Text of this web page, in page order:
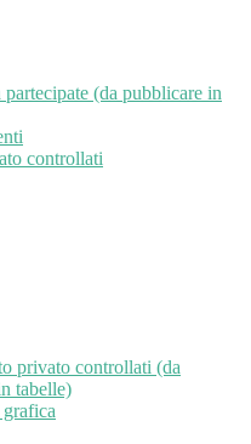
partecipate (da pubblicare in
controllati
privato controllati (da
tabelle)